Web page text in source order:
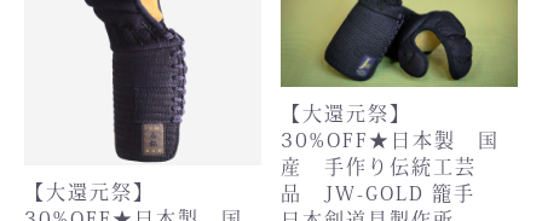
【大還元祭】
【大還元祭】
30%OFF★日本製 国
産 手作り伝統工芸
品 JW-GOLD 籠手